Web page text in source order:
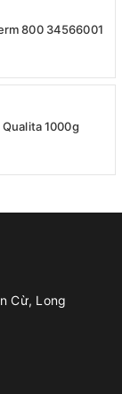
800 34566001
1000g
Cừ, Long